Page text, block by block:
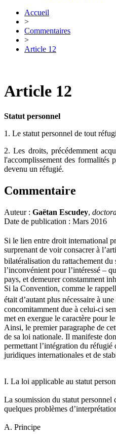
Accueil
>
Commentaires
>
Article 12
Article 12
Statut personnel
1. Le statut personnel de tout
2. Les droits, précédemment
l'accomplissement des formalités
devenu un réfugié.
Commentaire
Auteur : Gaëtan Escudey,
Date de publication : Mars 2016
Si le lien entre droit international
surprenant de voir consacrer à
bilatéralisation du rattachement
l’inconvénient pour l’intéressé –
pays, et demeurer constamment
Si la Convention, comme le
était d’autant plus nécessaire à
concomitamment due à celui-ci
met en exergue le caractère pour
Ainsi, le premier paragraphe de
de sa loi nationale. Il manifeste
permettant l’intégration du
juridiques internationales et de
I. La loi applicable au statut
La soumission du statut
quelques problèmes
A. Principe